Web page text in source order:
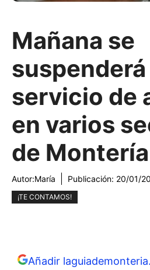
Mañana se
suspenderá
servicio de
en varios
de Montería
Autor:María Publicación: 20/01/
¡TE CONTAMOS!
Añadir